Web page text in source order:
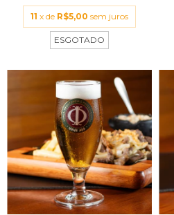
11 x de R$5,00 sem juros
ESGOTADO